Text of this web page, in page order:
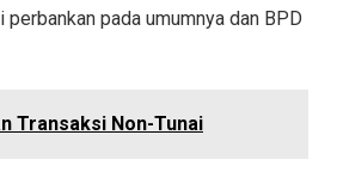
pada umumnya dan BPD
Transaksi Non-Tunai